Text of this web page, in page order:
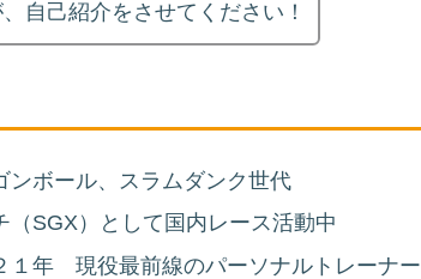
自己紹介をさせてください！
ボール、スラムダンク世代
（SGX）として国内レース活動中
１年 現役最前線のパーソナルトレーナー